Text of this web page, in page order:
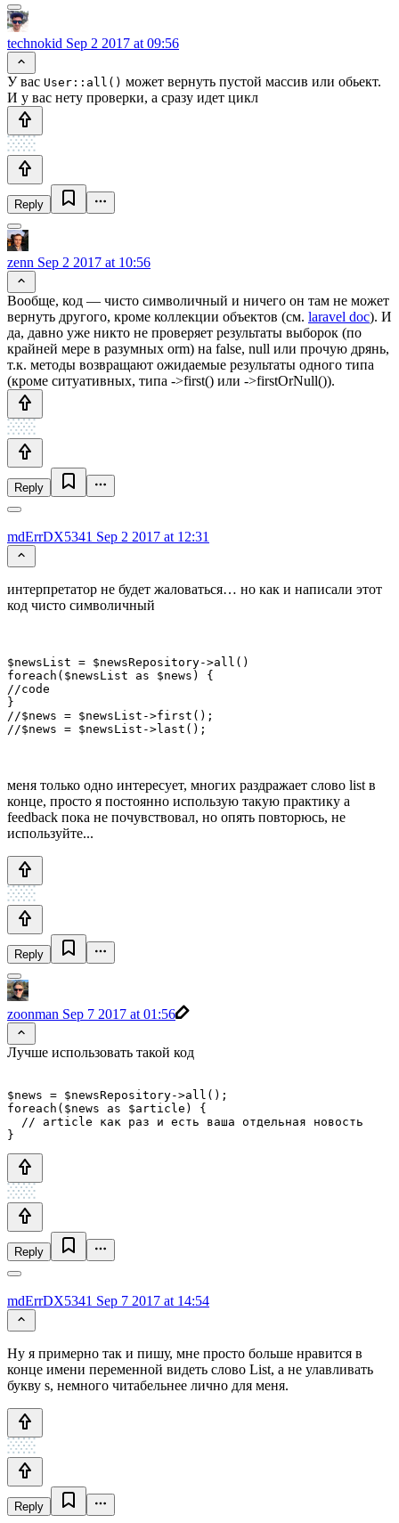
technokid Sep 2 2017 at 09:56
У вас User::all() может вернуть пустой массив или обьект.
И у вас нету проверки, а сразу идет цикл
Reply
zenn Sep 2 2017 at 10:56
Вообще, код — чисто символичный и ничего он там не может
вернуть другого, кроме коллекции объектов (см. laravel doc). И
да, давно уже никто не проверяет результаты выборок (по
крайней мере в разумных orm) на false, null или прочую дрянь,
т.к. методы возвращают ожидаемые результаты одного типа
(кроме ситуативных, типа ->first() или ->firstOrNull()).
Reply
mdErrDX5341 Sep 2 2017 at 12:31
интерпретатор не будет жаловаться… но как и написали этот
код чисто символичный
$newsList = $newsRepository->all()
foreach($newsList as $news) {
//code
}
//$news = $newsList->first();
//$news = $newsList->last();
меня только одно интересует, многих раздражает слово list в
конце, просто я постоянно использую такую практику а
feedback пока не почувствовал, но опять повторюсь, не
используйте...
Reply
zoonman Sep 7 2017 at 01:56
Лучше использовать такой код
$news = $newsRepository->all();
foreach($news as $article) {
  // article как раз и есть ваша отдельная новость
Reply
mdErrDX5341 Sep 7 2017 at 14:54
Ну я примерно так и пишу, мне просто больше нравится в
конце имени переменной видеть слово List, а не улавливать
букву s, немного читабельнее лично для меня.
Reply